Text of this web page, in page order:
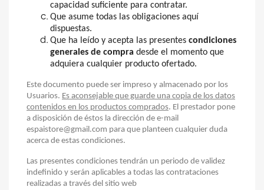
capacidad suficiente para contratar.
Que asume todas las obligaciones aquí
dispuestas.
Que ha leído y acepta las presentes condiciones
generales de compra desde el momento que
adquiera cualquier producto ofertado.
Este documento puede ser impreso y almacenado por los
Usuarios. Es aconsejable que guarde una copia de los datos
contenidos en los productos comprados. El prestador pone
a disposición de éstos la dirección de e-mail
espaistore@gmail.com para que planteen cualquier duda
acerca de estas condiciones.
Las presentes condiciones tendrán un periodo de validez
indefinido y serán aplicables a todas las contrataciones
realizadas a través del sitio web